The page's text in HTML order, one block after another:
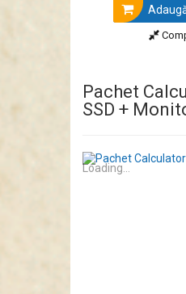
Pachet
SSD +
Loading...